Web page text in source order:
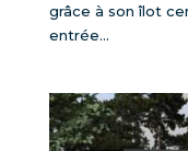
grâce à son îlot
entrée...